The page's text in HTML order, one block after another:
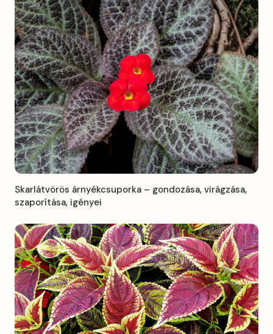
Skarlátvörös árnyékcsuporka – gondozása, virágzása,
szaporítása, igényei